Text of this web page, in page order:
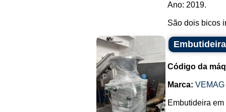
Ano: 2019.
São dois bicos
Código da
Marca: VEMAG
Embutideira